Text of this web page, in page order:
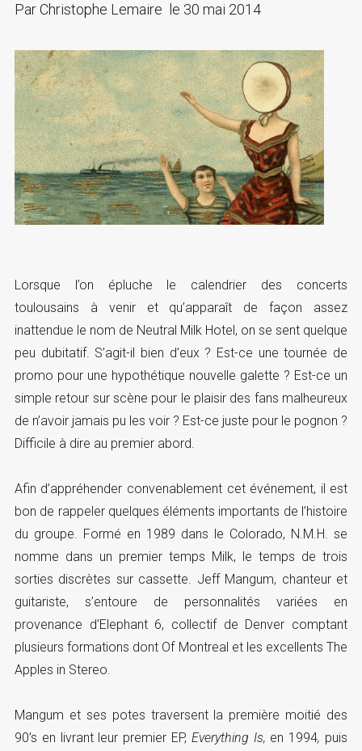
ParChristophe Lemaire le 30 mai 2014
Lorsque l’on épluche le calendrier des concerts
toulousains à venir et qu’apparaît de façon assez
inattendue le nom de Neutral Milk Hotel, on se sent quelque
peu dubitatif. S’agit-il bien d’eux ? Est-ce une tournée de
promo pour une hypothétique nouvelle galette ? Est-ce un
simple retour sur scène pour le plaisir des fans malheureux
de n’avoir jamais pu les voir ? Est-ce juste pour le pognon ?
Difficile à dire au premier abord.
Afin d’appréhender convenablement cet événement, il est
bon de rappeler quelques éléments importants de l’histoire
du groupe. Formé en 1989 dans le Colorado, N.M.H. se
nomme dans un premier temps Milk, le temps de trois
sorties discrètes sur cassette. Jeff Mangum, chanteur et
guitariste, s’entoure de personnalités variées en
provenance d’Elephant 6, collectif de Denver comptant
plusieurs formations dont Of Montreal et les excellents The
Apples in Stereo.
Mangum et ses potes traversent la première moitié des
90’s en livrant leur premier EP, Everything Is, en 1994, puis